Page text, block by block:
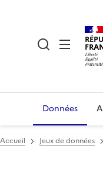
Données
Accueil Jeux de données